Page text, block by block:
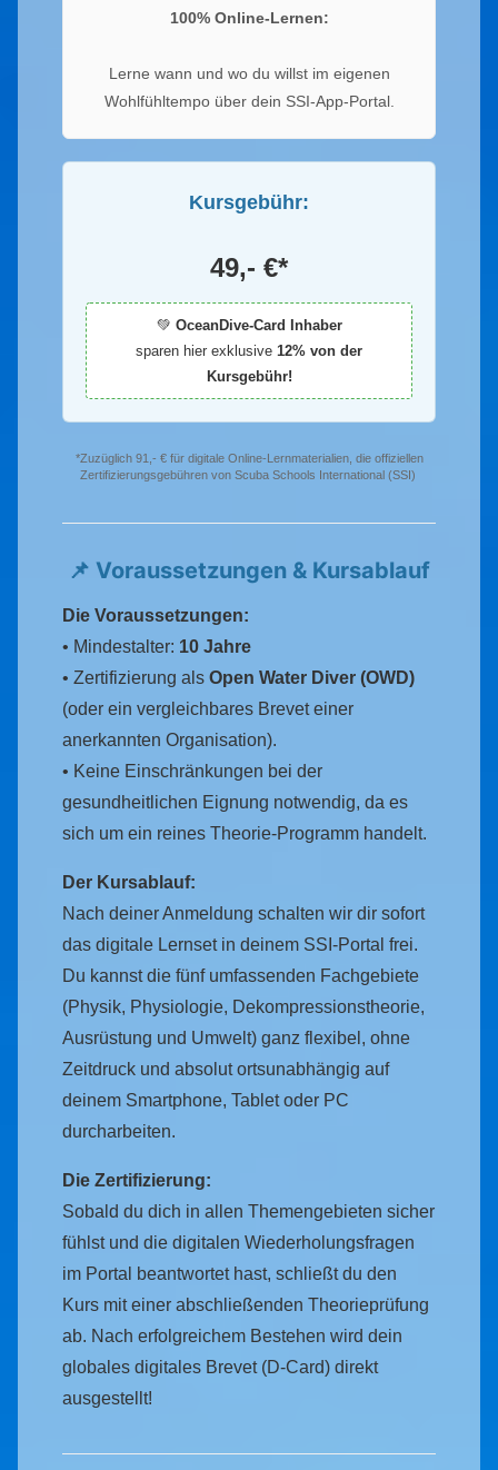
100% Online-Lernen:
Lerne wann und wo du willst im eigenen
Wohlfühltempo über dein SSI-App-Portal.
Kursgebühr:
49,- €*
💚 OceanDive-Card Inhaber
sparen hier exklusive 12% von der
Kursgebühr!
*Zuzüglich 91,- € für digitale Online-Lernmaterialien, die offiziellen
Zertifizierungsgebühren von Scuba Schools International (SSI)
📌 Voraussetzungen & Kursablauf
Die Voraussetzungen:
• Mindestalter: 10 Jahre
• Zertifizierung als Open Water Diver (OWD)
(oder ein vergleichbares Brevet einer
anerkannten Organisation).
• Keine Einschränkungen bei der
gesundheitlichen Eignung notwendig, da es
sich um ein reines Theorie-Programm handelt.
Der Kursablauf:
Nach deiner Anmeldung schalten wir dir sofort
das digitale Lernset in deinem SSI-Portal frei.
Du kannst die fünf umfassenden Fachgebiete
(Physik, Physiologie, Dekompressionstheorie,
Ausrüstung und Umwelt) ganz flexibel, ohne
Zeitdruck und absolut ortsunabhängig auf
deinem Smartphone, Tablet oder PC
durcharbeiten.
Die Zertifizierung:
Sobald du dich in allen Themengebieten sicher
fühlst und die digitalen Wiederholungsfragen
im Portal beantwortet hast, schließt du den
Kurs mit einer abschließenden Theorieprüfung
ab. Nach erfolgreichem Bestehen wird dein
globales digitales Brevet (D-Card) direkt
ausgestellt!